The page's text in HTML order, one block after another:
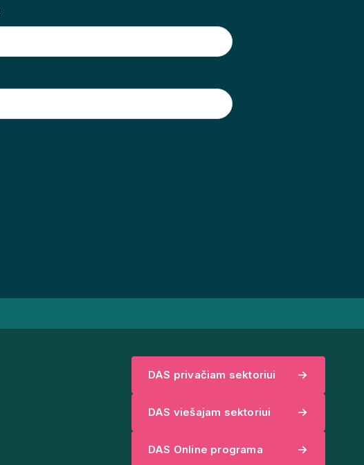
DAS privačiam sektoriui
DAS viešajam sektoriui
DAS Online programa